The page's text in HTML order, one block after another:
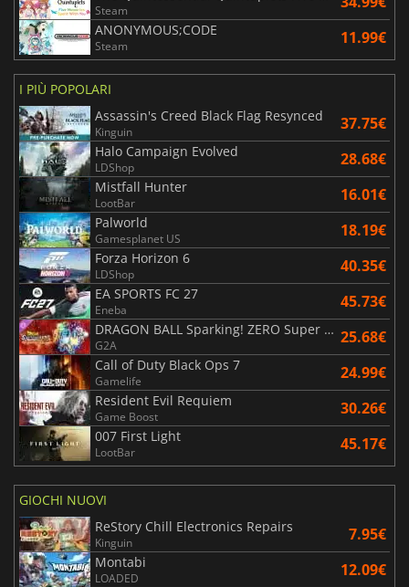
Steam
ANONYMOUS;CODE
Steam 11.99€
I PIÙ POPOLARI
Assassin's Creed Black Flag Resynced
Kinguin 37.75€
Halo Campaign Evolved
LDShop 28.68€
Mistfall Hunter
LootBar 16.01€
Palworld
Gamesplanet US 18.19€
Forza Horizon 6
LDShop 40.35€
EA SPORTS FC 27
Eneba 45.73€
DRAGON BALL Sparking! ZERO Super Limit Breaking NEO
G2A 25.68€
Call of Duty Black Ops 7
Gamelife 24.99€
Resident Evil Requiem
Game Boost 30.26€
007 First Light
LootBar 45.17€
GIOCHI NUOVI
ReStory Chill Electronics Repairs
Kinguin 7.95€
Montabi
LOADED 12.09€